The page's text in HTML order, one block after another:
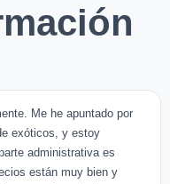
Me he apuntado por
exóticos, y estoy
administrativa es
están muy bien y